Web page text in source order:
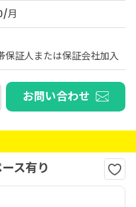
月
証人または保証会社加入
お問い合わせ
ス有り